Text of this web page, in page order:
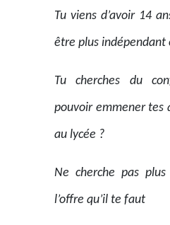
Tu viens d’avoir 14
être plus indépendant
Tu cherches du
pouvoir emmener tes
au lycée ?
Ne cherche pas
l’offre qu’il te faut